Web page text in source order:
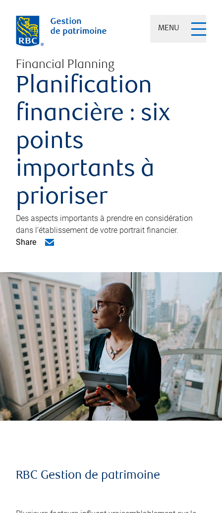
MENU
Financial Planning
Planification
financière : six
points
importants à
prioriser
Des aspects importants à prendre en considération
dans l’établissement de votre portrait financier.
Share
RBC Gestion de patrimoine